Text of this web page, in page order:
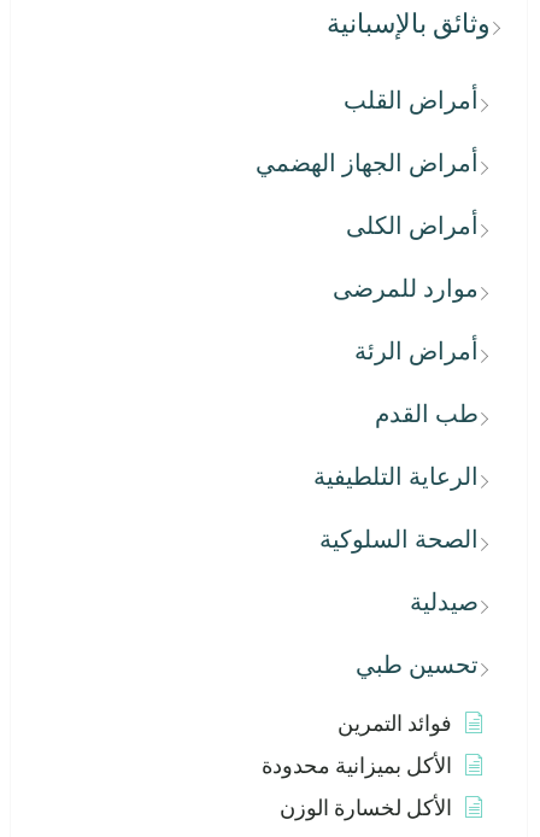
وثائق بالإسبانية
أمراض القلب
أمراض الجهاز الهضمي
أمراض الكلى
موارد للمرضى
أمراض الرئة
طب القدم
الرعاية التلطيفية
الصحة السلوكية
صيدلية
تحسين طبي
فوائد التمرين
الأكل بميزانية محدودة
الأكل لخسارة الوزن